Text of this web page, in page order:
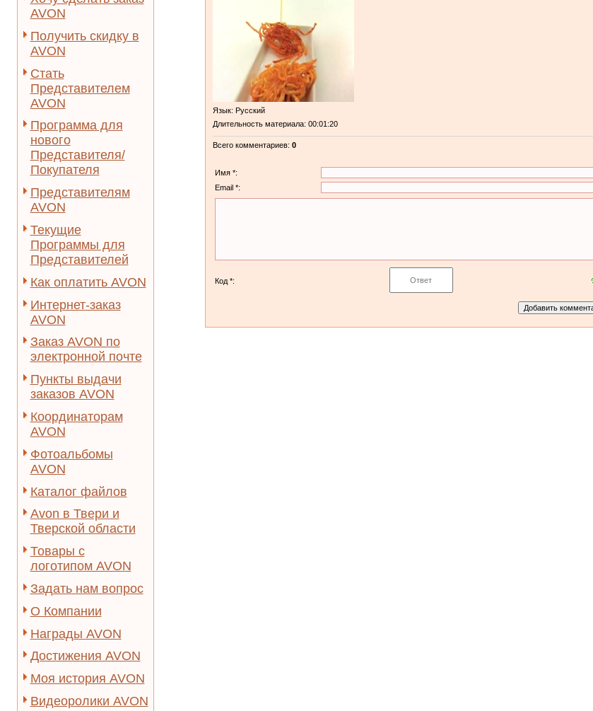
AVON
Получить скидку в
AVON
Стать
Представителем
AVON
Программа для
нового
Представителя/
Покупателя
Представителям
AVON
Текущие
Программы для
Представителей
Как оплатить AVON
Интернет-заказ
AVON
Заказ AVON по
электронной почте
Пункты выдачи
заказов AVON
Координаторам
AVON
Фотоальбомы
AVON
Каталог файлов
Avon в Твери и
Тверской области
Товары с
логотипом AVON
Задать нам вопрос
О Компании
Награды AVON
Достижения AVON
Моя история AVON
Видеоролики AVON
Язык: Русский
Длительность материала: 00:01:20
Всего комментариев: 0
Имя *:
Email *:
Код *: